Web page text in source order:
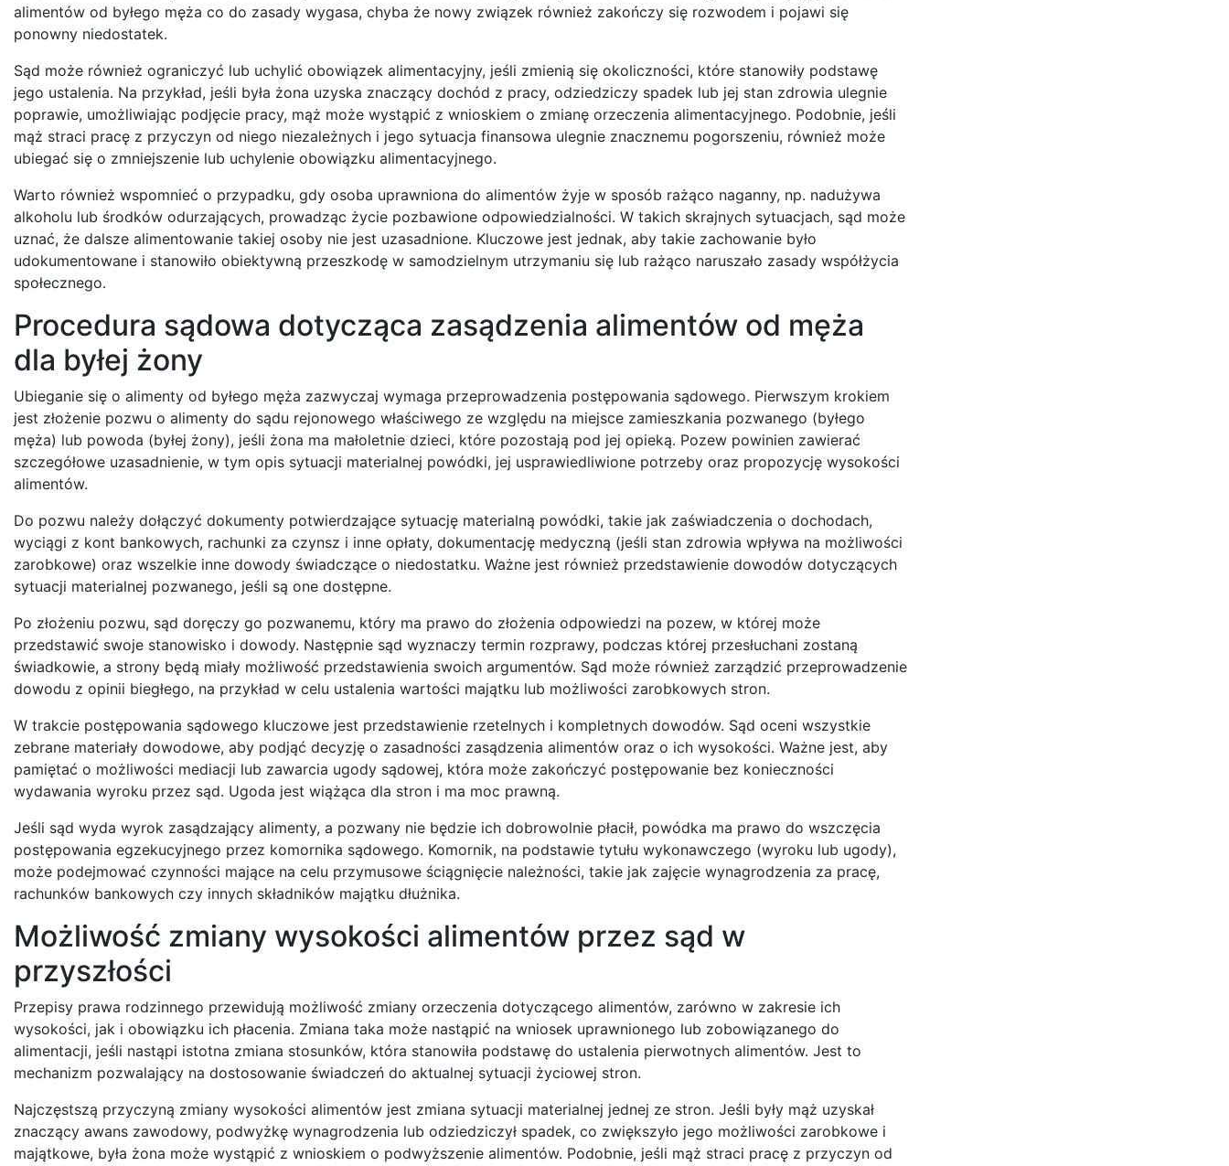
alimentów od byłego męża co do zasady wygasa, chyba że nowy związek również zakończy się rozwodem i pojawi się
ponowny niedostatek.
Sąd może również ograniczyć lub uchylić obowiązek alimentacyjny, jeśli zmienią się okoliczności, które stanowiły podstawę
jego ustalenia. Na przykład, jeśli była żona uzyska znaczący dochód z pracy, odziedziczy spadek lub jej stan zdrowia ulegnie
poprawie, umożliwiając podjęcie pracy, mąż może wystąpić z wnioskiem o zmianę orzeczenia alimentacyjnego. Podobnie, jeśli
mąż straci pracę z przyczyn od niego niezależnych i jego sytuacja finansowa ulegnie znacznemu pogorszeniu, również może
ubiegać się o zmniejszenie lub uchylenie obowiązku alimentacyjnego.
Warto również wspomnieć o przypadku, gdy osoba uprawniona do alimentów żyje w sposób rażąco naganny, np. nadużywa
alkoholu lub środków odurzających, prowadząc życie pozbawione odpowiedzialności. W takich skrajnych sytuacjach, sąd może
uznać, że dalsze alimentowanie takiej osoby nie jest uzasadnione. Kluczowe jest jednak, aby takie zachowanie było
udokumentowane i stanowiło obiektywną przeszkodę w samodzielnym utrzymaniu się lub rażąco naruszało zasady współżycia
społecznego.
Procedura sądowa dotycząca zasądzenia alimentów od męża
dla byłej żony
Ubieganie się o alimenty od byłego męża zazwyczaj wymaga przeprowadzenia postępowania sądowego. Pierwszym krokiem
jest złożenie pozwu o alimenty do sądu rejonowego właściwego ze względu na miejsce zamieszkania pozwanego (byłego
męża) lub powoda (byłej żony), jeśli żona ma małoletnie dzieci, które pozostają pod jej opieką. Pozew powinien zawierać
szczegółowe uzasadnienie, w tym opis sytuacji materialnej powódki, jej usprawiedliwione potrzeby oraz propozycję wysokości
alimentów.
Do pozwu należy dołączyć dokumenty potwierdzające sytuację materialną powódki, takie jak zaświadczenia o dochodach,
wyciągi z kont bankowych, rachunki za czynsz i inne opłaty, dokumentację medyczną (jeśli stan zdrowia wpływa na możliwości
zarobkowe) oraz wszelkie inne dowody świadczące o niedostatku. Ważne jest również przedstawienie dowodów dotyczących
sytuacji materialnej pozwanego, jeśli są one dostępne.
Po złożeniu pozwu, sąd doręczy go pozwanemu, który ma prawo do złożenia odpowiedzi na pozew, w której może
przedstawić swoje stanowisko i dowody. Następnie sąd wyznaczy termin rozprawy, podczas której przesłuchani zostaną
świadkowie, a strony będą miały możliwość przedstawienia swoich argumentów. Sąd może również zarządzić przeprowadzenie
dowodu z opinii biegłego, na przykład w celu ustalenia wartości majątku lub możliwości zarobkowych stron.
W trakcie postępowania sądowego kluczowe jest przedstawienie rzetelnych i kompletnych dowodów. Sąd oceni wszystkie
zebrane materiały dowodowe, aby podjąć decyzję o zasadności zasądzenia alimentów oraz o ich wysokości. Ważne jest, aby
pamiętać o możliwości mediacji lub zawarcia ugody sądowej, która może zakończyć postępowanie bez konieczności
wydawania wyroku przez sąd. Ugoda jest wiążąca dla stron i ma moc prawną.
Jeśli sąd wyda wyrok zasądzający alimenty, a pozwany nie będzie ich dobrowolnie płacił, powódka ma prawo do wszczęcia
postępowania egzekucyjnego przez komornika sądowego. Komornik, na podstawie tytułu wykonawczego (wyroku lub ugody),
może podejmować czynności mające na celu przymusowe ściągnięcie należności, takie jak zajęcie wynagrodzenia za pracę,
rachunków bankowych czy innych składników majątku dłużnika.
Możliwość zmiany wysokości alimentów przez sąd w
przyszłości
Przepisy prawa rodzinnego przewidują możliwość zmiany orzeczenia dotyczącego alimentów, zarówno w zakresie ich
wysokości, jak i obowiązku ich płacenia. Zmiana taka może nastąpić na wniosek uprawnionego lub zobowiązanego do
alimentacji, jeśli nastąpi istotna zmiana stosunków, która stanowiła podstawę do ustalenia pierwotnych alimentów. Jest to
mechanizm pozwalający na dostosowanie świadczeń do aktualnej sytuacji życiowej stron.
Najczęstszą przyczyną zmiany wysokości alimentów jest zmiana sytuacji materialnej jednej ze stron. Jeśli były mąż uzyskał
znaczący awans zawodowy, podwyżkę wynagrodzenia lub odziedziczył spadek, co zwiększyło jego możliwości zarobkowe i
majątkowe, była żona może wystąpić z wnioskiem o podwyższenie alimentów. Podobnie, jeśli mąż straci pracę z przyczyn od